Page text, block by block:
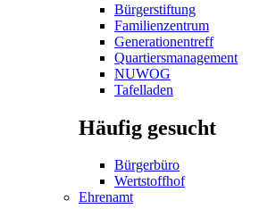
Bürgerstiftung
Familienzentrum
Generationentreff
Quartiersmanagement
NUWOG
Tafelladen
Häufig gesucht
Bürgerbüro
Wertstoffhof
Ehrenamt